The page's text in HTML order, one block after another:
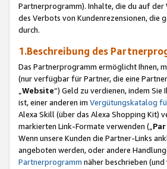
Partnerprogramm). Inhalte, die du auf
des Verbots von Kundenrezensionen,
durch.
1.Beschreibung des
Das Partnerprogramm ermöglicht Ihnen,
(nur verfügbar für Partner, die eine
Website“) Geld zu verdienen, indem Sie
ist, einer anderen im Vergütungskatalog
Alexa Skill (über das Alexa Shopping Kit)
markierten Link-Formate verwenden („
Wenn unsere Kunden die Partner-Links
angeboten werden, oder andere
Partnerprogramm näher beschrieben